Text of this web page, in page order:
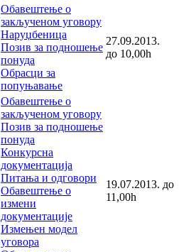
Обавештење о
закљученом уговору
Наруџбеница
Позив за подношење
понуда
Обрасци за
попуњавање
27.09.2013.
до 10,00h
Обавештење о
закљученом уговору
Позив за подношење
понуда
Конкурсна
документација
Питања и одговори
Обавештење о
измени
документације
Измењен модел
уговора
19.07.2013. до
11,00h